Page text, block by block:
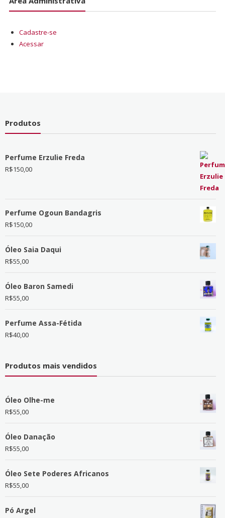
Cadastre-se
Acessar
Produtos
Perfume Erzulie Freda
R$150,00
Perfume Ogoun Bandagris
R$150,00
Óleo Saia Daqui
R$55,00
Óleo Baron Samedi
R$55,00
Perfume Assa-Fétida
R$40,00
Produtos mais vendidos
Óleo Olhe-me
R$55,00
Óleo Danação
R$55,00
Óleo Sete Poderes Africanos
R$55,00
Pó Argel